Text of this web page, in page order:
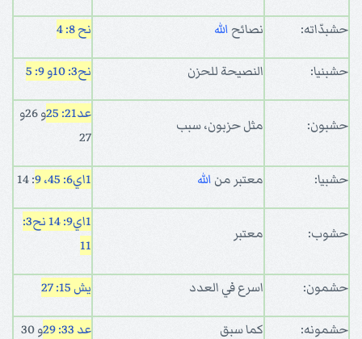
حشبدّاته: نصائح الله نح 8: 4
حشبنيا: النصيحة للحزن نح3: 10 و 9: 5
حشبون: مثل حزبون، سبب
عد21: 25
و 26و
27
حشبيا: معتبر من الله 1اي6: 45، 9 : 14
حشوب: معتبر
1اي9: 14
نح3:
11
حشمون: اسرع في العدد يش 15: 27
حشمونه: كما سبق عد 33: 29 و 30